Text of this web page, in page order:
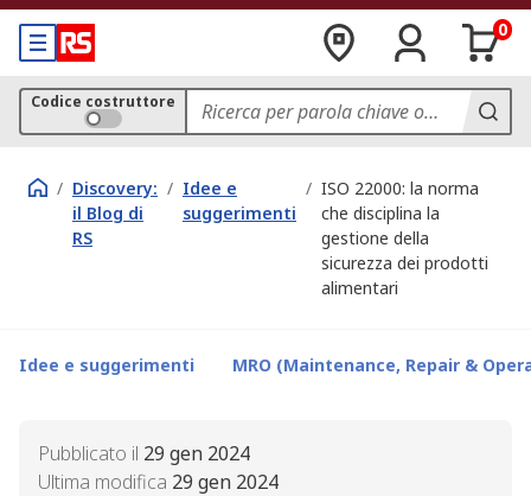
0
Codice costruttore
/ Discovery:
il Blog di
RS
/ Idee e
suggerimenti
/ ISO 22000: la norma
che disciplina la
gestione della
sicurezza dei prodotti
alimentari
Idee e suggerimenti MRO (Maintenance, Repair &
Pubblicato il 29 gen 2024
Ultima modifica 29 gen 2024